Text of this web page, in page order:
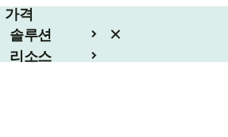
가격
솔루션
리소스